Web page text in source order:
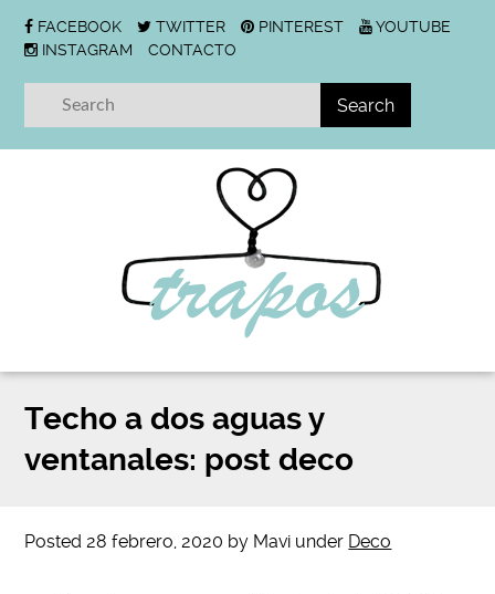
FACEBOOK TWITTER PINTEREST
YOUTUBE
INSTAGRAM
CONTACTO
Techo a dos aguas y
ventanales: post deco
Posted28 febrero, 2020 by Mavi under Deco